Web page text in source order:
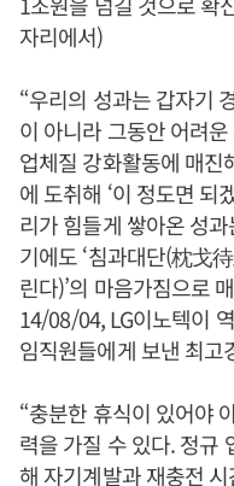
자리에서)
“우리의 성과는 갑자기
이 아니라 그동안 어려
업체질 강화활동에 매진
에 도취해 ‘이 정도면 되
리가 힘들게 쌓아온 성
기에도 ‘침과대단(枕戈
린다)’의 마음가짐으로
14/08/04, LG이노텍이
임직원들에게 보낸 최고
“충분한 휴식이 있어야
력을 가질 수 있다. 정규
해 자기계발과 재충전